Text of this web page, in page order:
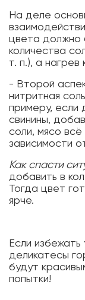
На деле
цвета должно
количества
т. п.), а
- Второй
нитритная
примеру, если
свинины,
соли, мясо
зависимости
Как спасти
добавить в
Тогда цвет
ярче.
Если
деликатесы
будут
попытки!